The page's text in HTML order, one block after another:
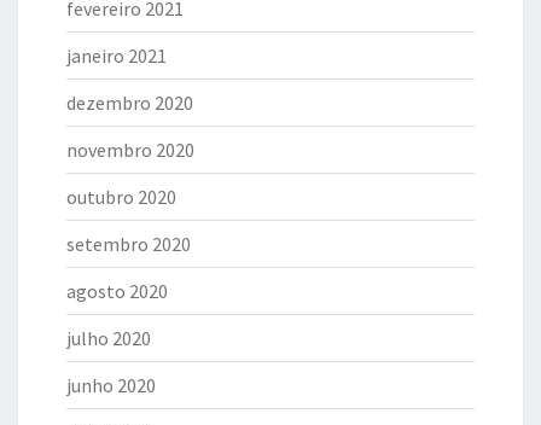
fevereiro 2021
janeiro 2021
dezembro 2020
novembro 2020
outubro 2020
setembro 2020
agosto 2020
julho 2020
junho 2020